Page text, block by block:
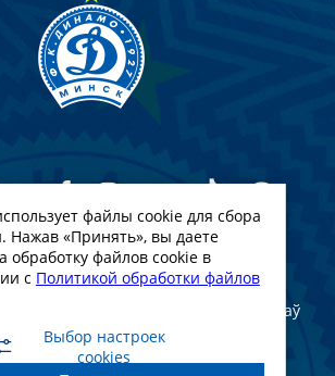
клуб Дынама-Мінск. 2022
частковым выкарыстанні матэрыялаў
афіцыйны сайт ФК "Дынама-Мінск"
абавязковая
файлы cookie для сбора
Нажав «Принять», вы даете
обработку файлов cookie в
с Политикой обработки файлов
Выбор настроек
cookies